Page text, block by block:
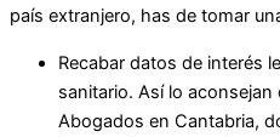
país extranjero, has de tomar
Recabar datos de interés
sanitario. Así lo aconsejan
Abogados en Cantabria,